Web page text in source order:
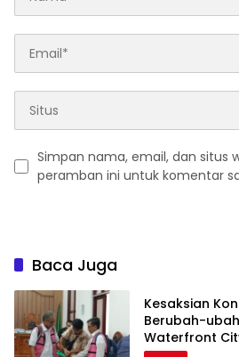
Simpan nama, email, dan situs
peramban ini untuk komentar
Baca Juga
Kesaksian
Berubah-
Waterfront